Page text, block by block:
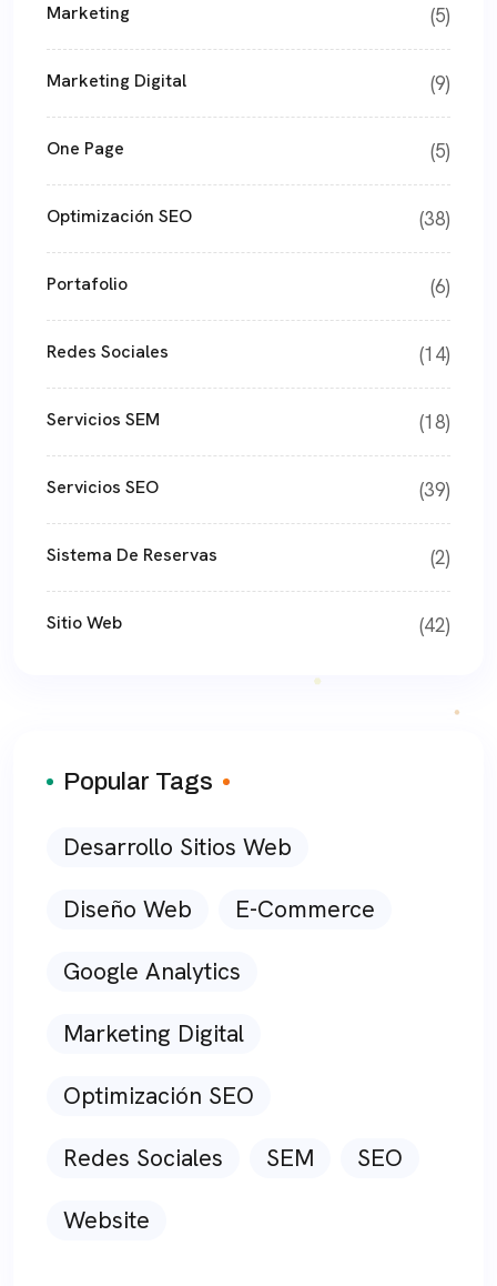
Marketing (5)
Marketing Digital (9)
One Page (5)
Optimización SEO (38)
Portafolio (6)
Redes Sociales (14)
Servicios SEM (18)
Servicios SEO (39)
Sistema De Reservas (2)
Sitio Web (42)
Popular Tags
Desarrollo Sitios Web
Diseño Web E-Commerce
Google Analytics
Marketing Digital
Optimización SEO
Redes Sociales SEM SEO
Website